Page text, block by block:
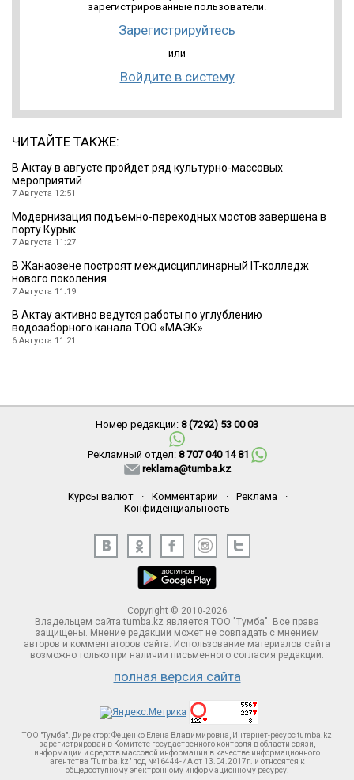
зарегистрированные пользователи.
Зарегистрируйтесь
или
Войдите в систему
ЧИТАЙТЕ ТАКЖЕ:
В Актау в августе пройдет ряд культурно-массовых
мероприятий
7 Августа 12:51
Модернизация подъемно-переходных мостов завершена в
порту Курык
7 Августа 11:27
В Жанаозене построят междисциплинарный IT-колледж
нового поколения
7 Августа 11:19
В Актау активно ведутся работы по углублению
водозаборного канала ТОО «МАЭК»
6 Августа 11:21
Номер редакции: 8 (7292) 53 00 03
Рекламный отдел: 8 707 040 14 81
reklama@tumba.kz
Курсы валют · Комментарии · Реклама
·
Конфиденциальность
Copyright © 2010-2026
Владельцем сайта tumba.kz является ТОО "Тумба". Все права
защищены. Мнение редакции может не совпадать с мнением
авторов и комментаторов сайта. Использование материалов сайта
возможно только при наличии письменного согласия редакции.
полная версия сайта
ТОО "Тумба". Директор: Фещенко Елена Владимировна, Интернет-ресурс tumba.kz
зарегистрирован в Комитете госудаственного контроля в области связи,
информации и средств массовой информации в качестве информационного
агентства "Tumba.kz" под №16444-ИА от 13.04.2017г. и относятся к
общедоступному электронному информационному ресурсу.